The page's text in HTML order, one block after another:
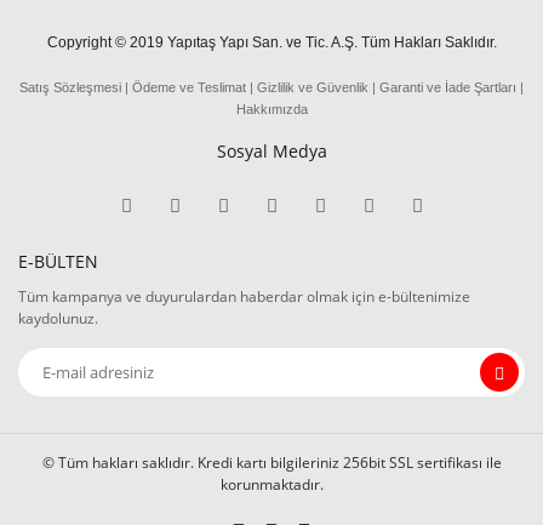
Copyright © 2019 Yapıtaş Yapı San. ve Tic. A.Ş. Tüm Hakları Saklıdır.
Satış Sözleşmesi | Ödeme ve Teslimat | Gizlilik ve Güvenlik | Garanti ve İade Şartları |
Hakkımızda
Sosyal Medya
E-BÜLTEN
Tüm kampanya ve duyurulardan haberdar olmak için e-bültenimize
kaydolunuz.
© Tüm hakları saklıdır. Kredi kartı bilgileriniz 256bit SSL sertifikası ile
korunmaktadır.